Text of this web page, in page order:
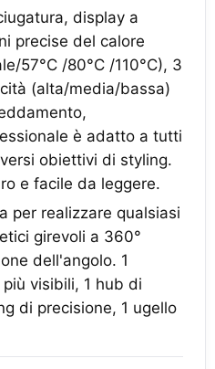
display a
precise del calore
57°C /80°C /110°C), 3
(alta/media/bassa)
è adatto a tutti
obiettivi di styling.
e facile da leggere.
per realizzare qualsiasi
girevoli a 360°
dell'angolo. 1
visibili, 1 hub di
di precisione, 1 ugello